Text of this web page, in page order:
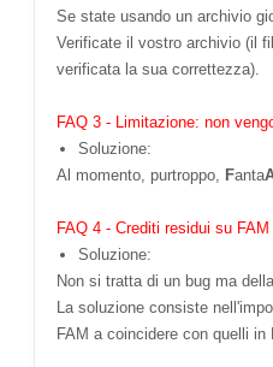
Se state usando un archivio
Verificate il vostro archivio (il
verificata la sua correttezza).
FAQ 3 - Limitazione: non
Soluzione:
Al momento, purtroppo, Fanta
FAQ 4 - Crediti residui su
Soluzione:
Non si tratta di un bug ma
La soluzione consiste
FAM a coincidere con quelli